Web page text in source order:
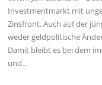
Investmentmarkt mit
Zinsfront. Auch auf der
weder geldpolitische
Damit bleibt es bei dem
und…